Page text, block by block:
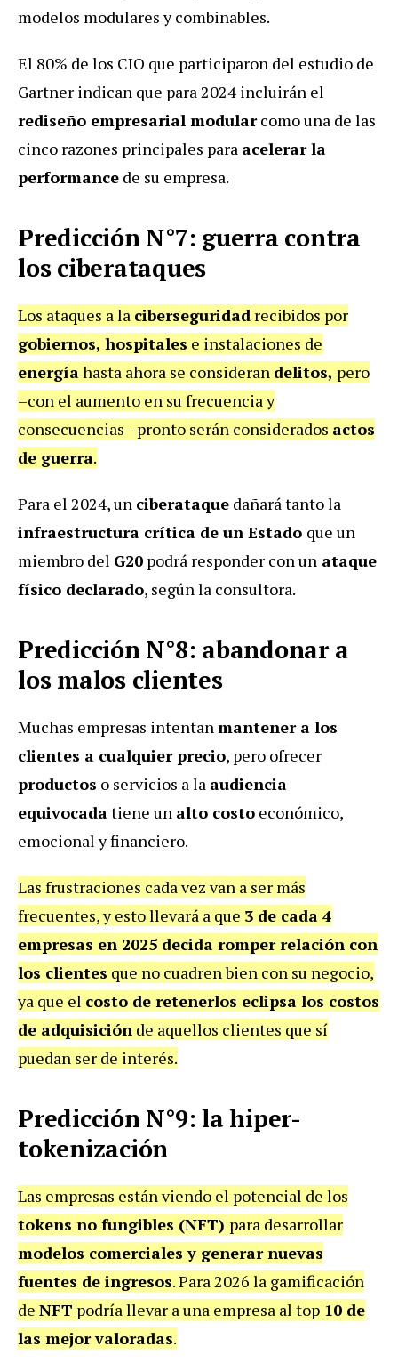
modelos modulares y combinables.
El 80% de los CIO que participaron del estudio de
Gartner indican que para 2024 incluirán el
rediseño empresarial modularcomo una de las
cinco razones principales para acelerar la
performance de su empresa.
Predicción N°7: guerra contra
los ciberataques
Los ataques a la ciberseguridad recibidos por
gobiernos, hospitales e instalaciones de
energíahasta ahora se consideran delitos, pero
–con el aumento en su frecuencia y
consecuencias– pronto serán considerados actos
de guerra.
Para el 2024, un ciberataque dañará tanto la
infraestructura crítica de un Estado que un
miembro del G20 podrá responder con un ataque
físico declarado, según la consultora.
Predicción N°8: abandonar a
los malos clientes
Muchas empresas intentanmantener a los
clientes a cualquier precio, pero ofrecer
productos o servicios a la audiencia
equivocadatiene un alto costo económico,
emocional y financiero.
Las frustraciones cada vez van a ser más
frecuentes, y esto llevará a que 3 de cada 4
empresas en 2025 decida romper relación con
los clientes que no cuadren bien con su negocio,
ya que el costo de retenerlos eclipsa los costos
de adquisición de aquellos clientes que sí
puedan ser de interés.
Predicción N°9: la hiper-
tokenización
Las empresas están viendo el potencial de los
tokens no fungibles (NFT) para desarrollar
modelos comerciales y generar nuevas
fuentes de ingresos. Para 2026 la gamificación
de NFT podría llevar a una empresa al top 10 de
las mejor valoradas.